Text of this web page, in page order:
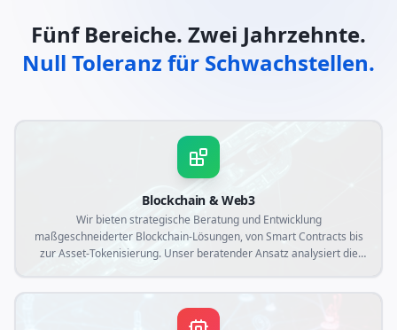
Fünf Bereiche. Zwei Jahrzehnte.
Null Toleranz für Schwachstellen.
Blockchain & Web3
Wir bieten strategische Beratung und Entwicklung
maßgeschneiderter Blockchain-Lösungen, von Smart Contracts bis
zur Asset-Tokenisierung. Unser beratender Ansatz analysiert die